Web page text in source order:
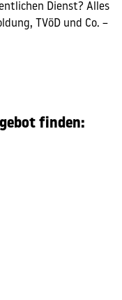
Dienst? Alles
TVöD und Co. –
finden: